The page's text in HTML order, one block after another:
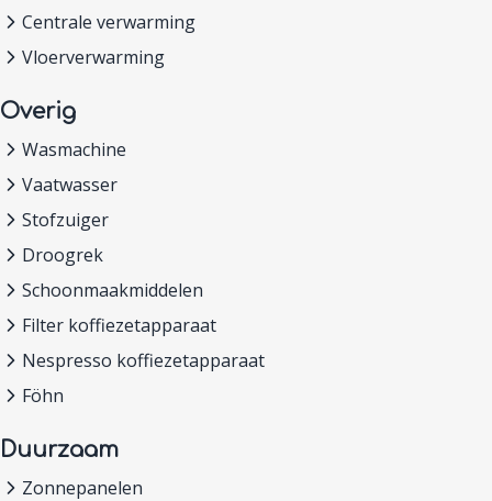
Centrale verwarming
Vloerverwarming
Overig
Wasmachine
Vaatwasser
Stofzuiger
Droogrek
Schoonmaakmiddelen
Filter koffiezetapparaat
Nespresso koffiezetapparaat
Föhn
Duurzaam
Zonnepanelen